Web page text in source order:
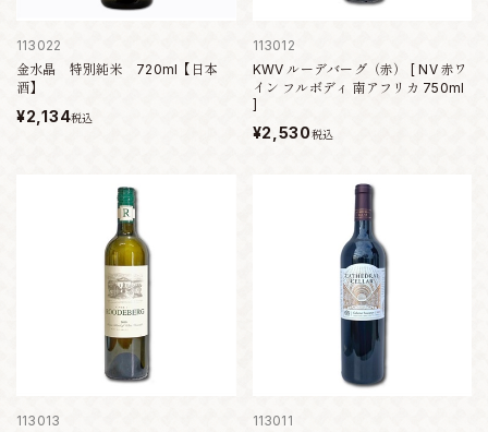
113022
金水晶 特別純米 720ml【日本
酒】
¥2,134税込
113012
KWV ルーデバーグ（赤） [ NV 赤ワ
イン フルボディ 南アフリカ 750ml
]
¥2,530税込
113013
113011